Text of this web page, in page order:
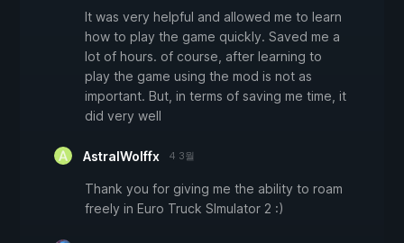
It was very helpful and allowed me to learn
how to play the game quickly. Saved me a
lot of hours. of course, after learning to
play the game using the mod is not as
important. But, in terms of saving me time, it
did very well
AstralWolffx 4 3월
Thank you for giving me the ability to roam
freely in Euro Truck SImulator 2 :)